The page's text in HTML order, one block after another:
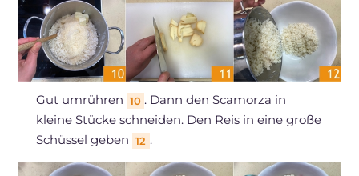
Gut umrühren 10 . Dann den Scamorza in
kleine Stücke schneiden. Den Reis in eine große
Schüssel geben 12 .